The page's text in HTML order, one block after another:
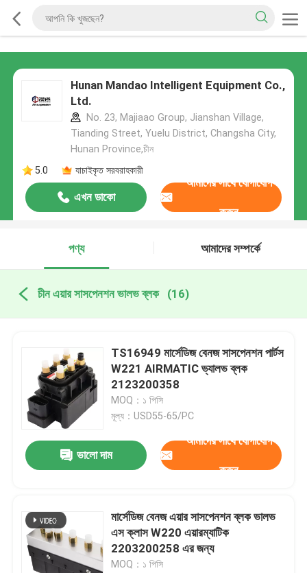
Hunan Mandao Intelligent Equipment Co.,
Ltd.
No. 23, Majiaao Group, Jianshan Village,
Tianding Street, Yuelu District, Changsha City,
Hunan Province,চীন
5.0
যাচাইকৃত সরবরাহকারী
এখন ডাকো
আমাদের সাথে যোগাযোগ
করুন
পণ্য আমাদের সম্পর্কে
চীন এয়ার সাসপেনশন ভালভ ব্লক (16)
TS16949 মার্সেডিজ বেনজ সাসপেনশন পার্টস
W221 AIRMATIC ভ্যালভ ব্লক
2123200358
MOQ：১ পিসি
মূল্য：USD55-65/PC
ভালো দাম
আমাদের সাথে যোগাযোগ
করুন
মার্সেডিজ বেনজ এয়ার সাসপেনশন ব্লক ভালভ
এস ক্লাস W220 এয়ারম্যাটিক
2203200258 এর জন্য
MOQ：১ পিসি